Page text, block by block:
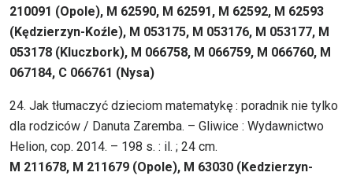
210091 (Opole), M 62590, M 62591, M 62592, M 62593
(Kędzierzyn-Koźle), M 053175, M 053176, M 053177, M
053178 (Kluczbork), M 066758, M 066759, M 066760, M
067184, C 066761 (Nysa)
24. Jak tłumaczyć dzieciom matematykę : poradnik nie tylko
dla rodziców / Danuta Zaremba. – Gliwice : Wydawnictwo
Helion, cop. 2014. – 198 s. : il. ; 24 cm.
M 211678, M 211679 (Opole), M 63030 (Kedzierzyn-